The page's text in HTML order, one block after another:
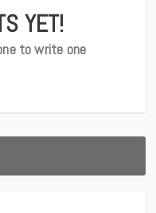
YET!
to write one